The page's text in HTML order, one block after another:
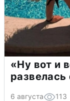
«Ну вот и
6 августа 113